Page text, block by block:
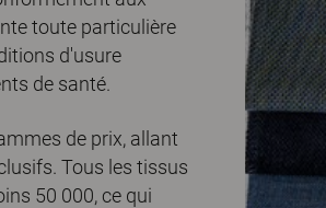
toute particulière
d'usure
de santé.
de prix, allant
Tous les tissus
50 000, ce qui